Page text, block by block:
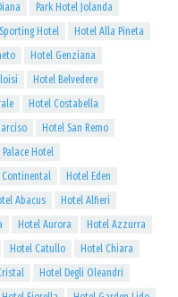
Park Hotel Jolanda
Sporting Hotel
Hotel Alla Pineta
Hotel Genziana
Hotel Belvedere
Hotel Costabella
Hotel San Remo
Hotel
Continental
Hotel Eden
Abacus
Hotel Alfieri
Hotel Aurora
Hotel Azzurra
Hotel Catullo
Hotel Chiara
Hotel Degli Oleandri